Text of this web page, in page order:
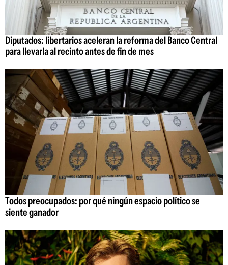
Diputados: libertarios aceleran la reforma del Banco Central
para llevarla al recinto antes de fin de mes
Todos preocupados: por qué ningún espacio político se
siente ganador